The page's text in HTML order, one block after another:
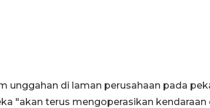
unggahan di laman perusahaan pada
"akan terus mengoperasikan